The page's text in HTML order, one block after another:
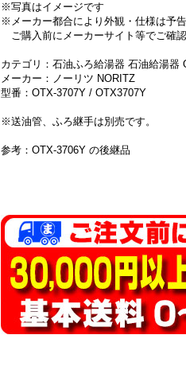
※写真はイメージです
※メーカー都合により外観・仕様は予
ご購入前にメーカーサイト等でご確認
カテゴリ：石油ふろ給湯器 石油給湯器
メーカー：ノーリツ NORITZ
型番：OTX-3707Y / OTX3707Y
※送油管、ふろ継手は別売です。
参考：OTX-3706Y の後継品